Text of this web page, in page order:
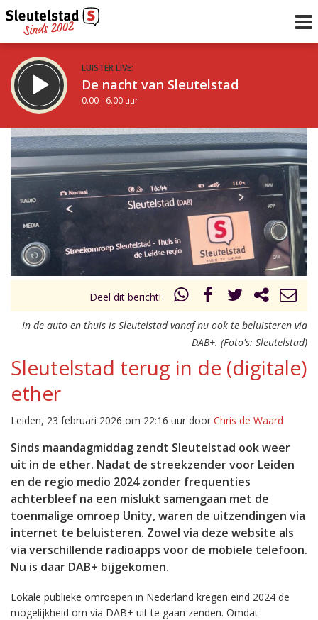
LUISTER LIVE:
De nacht van Sleutelstad
0.00 - 6.00 uur
STRAKS:
De ochtend van Sleutelstad
6.00 - 12.00 uur
Vorig uur
uur 1 van 0 Volgend uur
Deel dit bericht!
In de auto en thuis is Sleutelstad vanaf nu ook te beluisteren via
DAB+. (Foto's: Sleutelstad)
Sleutelstad terug in de (digitale)
ether
Leiden, 23 februari 2026 om 22:16 uur door Chris de Waard
Sinds maandagmiddag zendt Sleutelstad ook weer
uit in de ether. Nadat de streekzender voor Leiden
en de regio medio 2024 zonder frequenties
achterbleef na een mislukt samengaan met de
toenmalige omroep Unity, waren de uitzendingen via
internet te beluisteren. Zowel via deze website als
via verschillende radioapps voor de mobiele telefoon.
Nu is daar DAB+ bijgekomen.
Lokale publieke omroepen in Nederland kregen eind 2024 de
mogelijkheid om via DAB+ uit te gaan zenden. Omdat